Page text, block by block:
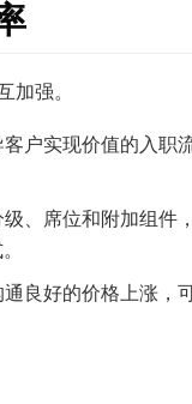
加强。
户实现价值的入职
、席位和附加组件
良好的价格上涨，